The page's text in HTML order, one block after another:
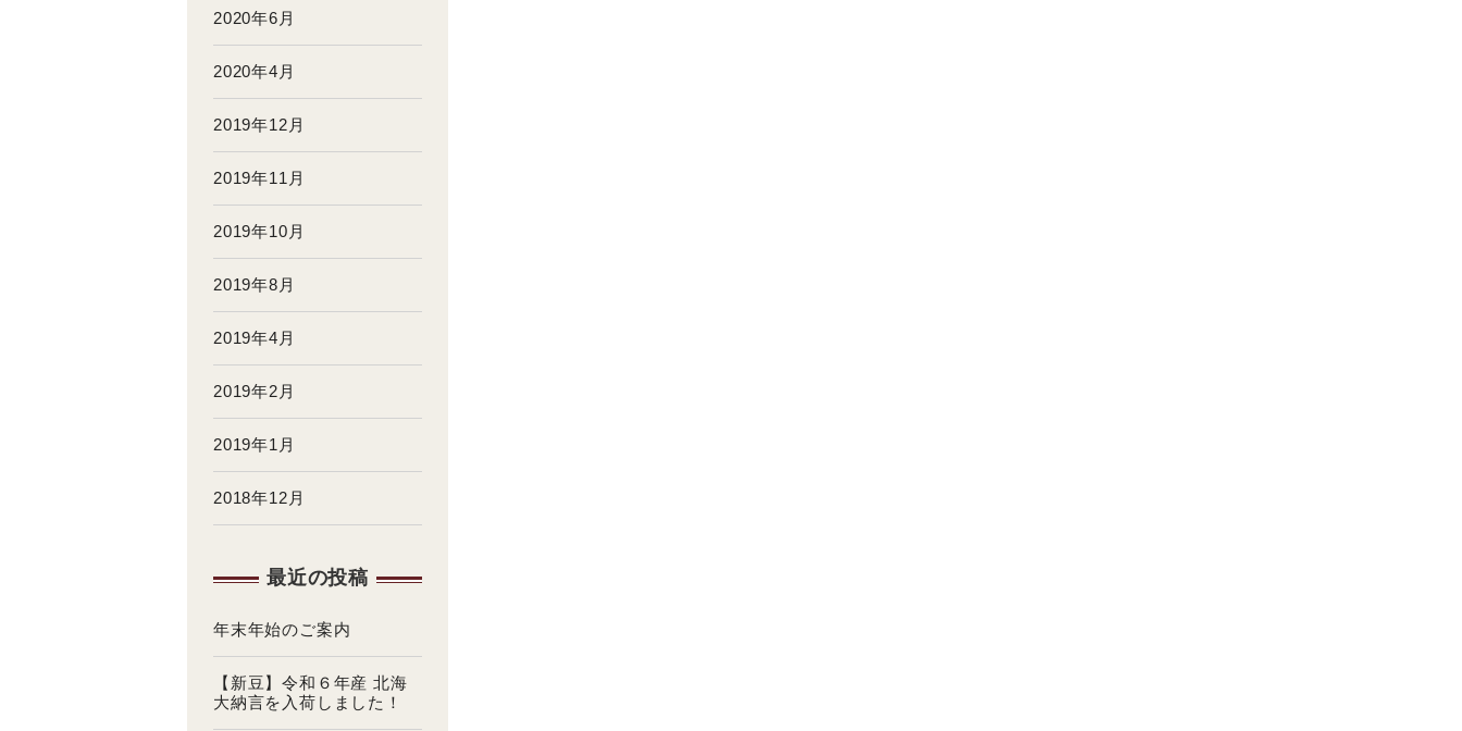
2020年6月
2020年4月
2019年12月
2019年11月
2019年10月
2019年8月
2019年4月
2019年2月
2019年1月
2018年12月
最近の投稿
年末年始のご案内
【新豆】令和６年産 北海
大納言を入荷しました！